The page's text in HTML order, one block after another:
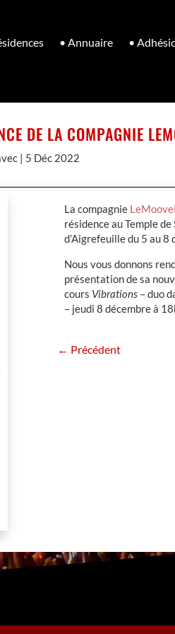
• Annuaire •
DE LA COMPAGNIE
| 5 Déc 2022
La compagnie
résidence au Temple
d’Aigrefeuille du 5 au 8
Nous vous donnons
présentation de sa
cours Vibrations– duo
– jeudi 8 décembre à
← Précédent